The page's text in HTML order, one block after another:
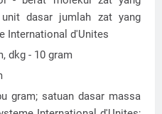
dasar jumlah zat yang
International d'Unites
dkg - 10 gram
gram; satuan dasar massa